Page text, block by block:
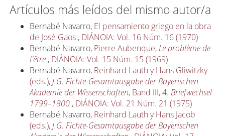
Artículos más leídos del mismo autor/a
Bernabé Navarro, El pensamiento griego en la obra
de José Gaos , DIÁNOIA: Vol. 16 Núm. 16 (1970)
Bernabé Navarro, Pierre Aubenque, Le problème de
l'être , DIÁNOIA: Vol. 15 Núm. 15 (1969)
Bernabé Navarro, Reinhard Lauth y Hans Gliwitzky
(eds.),J.G. Fichte-Gesamtausgabe der Bayerischen
Akademie der Wissenschaften, Band III, 4. Briefwechsel
1799–1800 , DIÁNOIA: Vol. 21 Núm. 21 (1975)
Bernabé Navarro, Reinhard Lauth y Hans Jacob
(eds.),J.G. Fichte-Gesamtausgabe der Bayerischen